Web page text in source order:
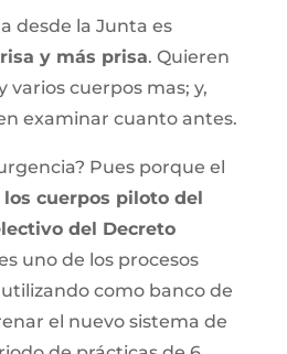
desde la Junta es
y más prisa. Quieren
varios cuerpos mas; y,
examinar cuanto antes.
Pues porque el
cuerpos piloto del
del Decreto
uno de los procesos
como banco de
el nuevo sistema de